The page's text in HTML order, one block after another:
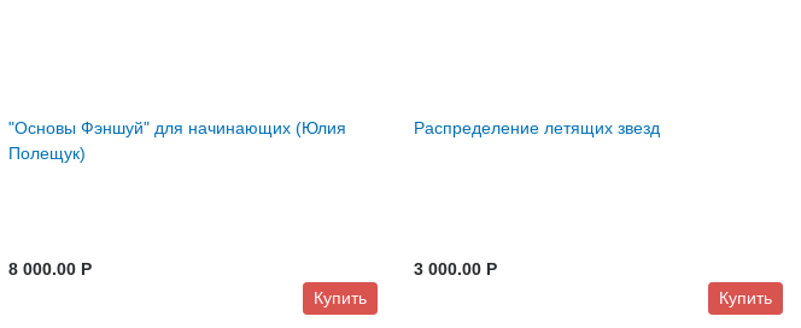
"Основы Фэншуй" для начинающих (Юлия
Полещук)
8 000.00 P
Купить
Распределение летящих звезд
3 000.00 P
Купить